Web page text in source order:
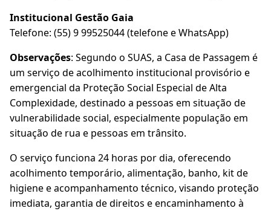
Institucional Gestão Gaia
Telefone: (55) 9 99525044 (telefone e WhatsApp)
Observações: Segundo o SUAS, a Casa de Passagem é
um serviço de acolhimento institucional provisório e
emergencial da Proteção Social Especial de Alta
Complexidade, destinado a pessoas em situação de
vulnerabilidade social, especialmente população em
situação de rua e pessoas em trânsito.
O serviço funciona 24 horas por dia, oferecendo
acolhimento temporário, alimentação, banho, kit de
higiene e acompanhamento técnico, visando proteção
imediata, garantia de direitos e encaminhamento à